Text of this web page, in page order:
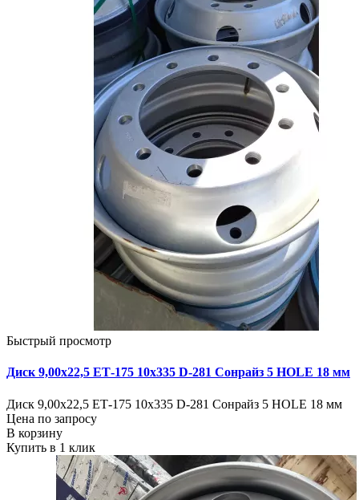
Быстрый просмотр
Диск 9,00х22,5 ЕТ-175 10х335 D-281 Сонрайз 5 HOLE 18 мм
Диск 9,00х22,5 ЕТ-175 10х335 D-281 Сонрайз 5 HOLE 18 мм
Цена по запросу
В корзину
Купить в 1 клик